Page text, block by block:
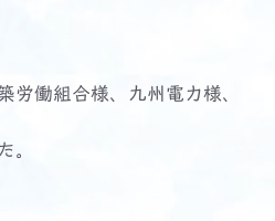
働組合様、九州電力様、
。